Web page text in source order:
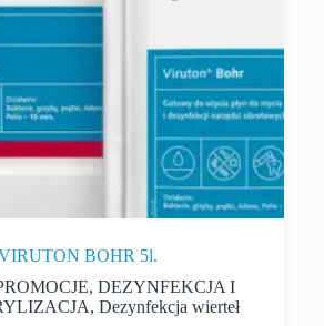
BOHR 5l.
,DEZYNFEKCJA I
,Dezynfekcja wierteł